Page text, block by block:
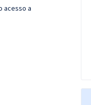
acesso a